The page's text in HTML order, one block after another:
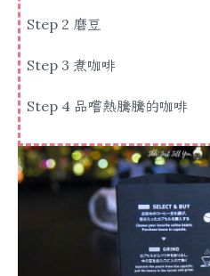
Step 2 磨豆
Step 3 煮咖啡
Step 4 品嚐熱騰騰的咖啡